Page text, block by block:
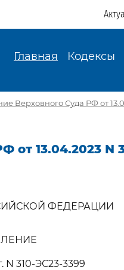
Главная Кодексы
Верховного Суда РФ от
от 13.04.2023 N
ФЕДЕРАЦИИ
N 310-ЭС23-3399